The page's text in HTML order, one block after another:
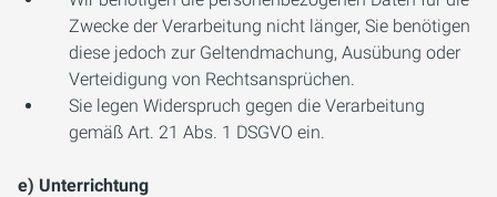
Zwecke der Verarbeitung nicht länger, Sie benötigen
diese jedoch zur Geltendmachung, Ausübung oder
Verteidigung von Rechtsansprüchen.
Sie legen Widerspruch gegen die Verarbeitung
gemäß Art. 21 Abs. 1 DSGVO ein.
e) Unterrichtung